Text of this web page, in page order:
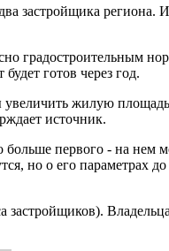
застройщика
градостроительным
готов через год.
жилую
источник.
первого - на нем
но о его параметрах
застройщиков).